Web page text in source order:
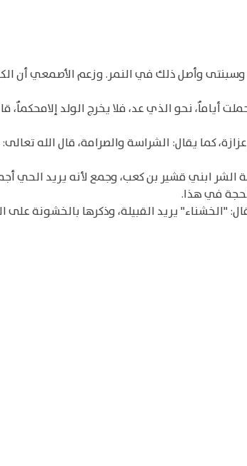
وأصل ذلك في النمر. وزعم الأصمعي أن
نحو الذي عد، فلا يخرج الولد إلامحكماٌ،
ابني قشير بن كعب، وجمع لأنه يريد الحي
في هذا.
يريد القبيلة، وذكرها بالخشونة على